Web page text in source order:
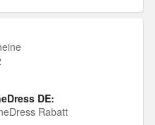
DE:
Rabatt